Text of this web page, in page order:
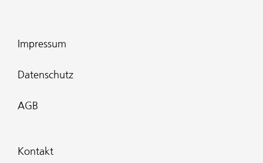
Impressum
Datenschutz
AGB
Kontakt